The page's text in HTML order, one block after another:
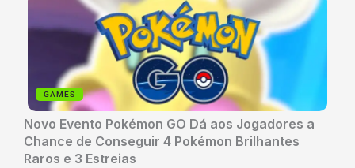
GAMES
Novo Evento Pokémon GO Dá aos Jogadores a
Chance de Conseguir 4 Pokémon Brilhantes
Raros e 3 Estreias